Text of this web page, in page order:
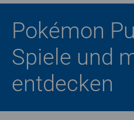
Pokémon
Spiele und
entdecken